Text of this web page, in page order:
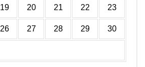
19 20 21 22 23
26 27 28 29 30